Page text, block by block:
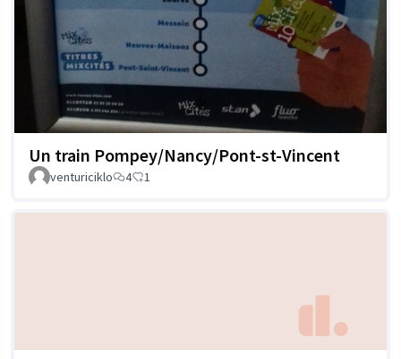
Un train Pompey/Nancy/Pont-st-Vincent
venturiciklo 4 1